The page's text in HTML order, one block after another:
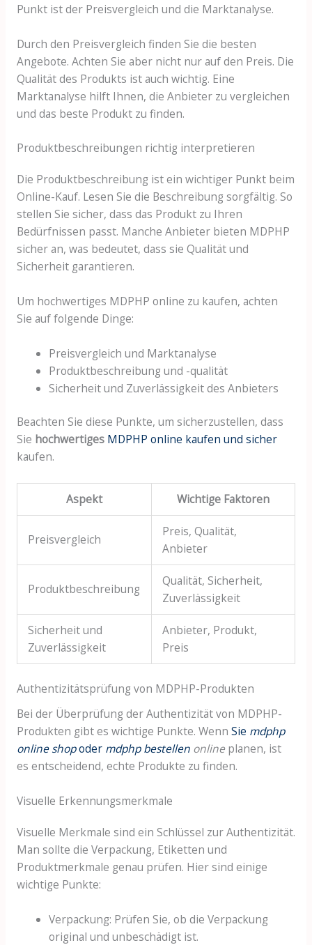
Punkt ist der Preisvergleich und die Marktanalyse.
Durch den Preisvergleich finden Sie die besten
Angebote. Achten Sie aber nicht nur auf den Preis. Die
Qualität des Produkts ist auch wichtig. Eine
Marktanalyse hilft Ihnen, die Anbieter zu vergleichen
und das beste Produkt zu finden.
Produktbeschreibungen richtig interpretieren
Die Produktbeschreibung ist ein wichtiger Punkt beim
Online-Kauf. Lesen Sie die Beschreibung sorgfältig. So
stellen Sie sicher, dass das Produkt zu Ihren
Bedürfnissen passt. Manche Anbieter bieten MDPHP
sicher an, was bedeutet, dass sie Qualität und
Sicherheit garantieren.
Um hochwertiges MDPHP online zu kaufen, achten
Sie auf folgende Dinge:
Preisvergleich und Marktanalyse
Produktbeschreibung und -qualität
Sicherheit und Zuverlässigkeit des Anbieters
Beachten Sie diese Punkte, um sicherzustellen, dass
Sie hochwertiges MDPHP online kaufen und sicher
kaufen.
Aspekt Wichtige Faktoren
Preisvergleich
Preis, Qualität,
Anbieter
Produktbeschreibung
Qualität, Sicherheit,
Zuverlässigkeit
Sicherheit und
Zuverlässigkeit
Anbieter, Produkt,
Preis
Authentizitätsprüfung von MDPHP-Produkten
Bei der Überprüfung der Authentizität von MDPHP-
Produkten gibt es wichtige Punkte. Wenn Sie mdphp
online shopoder mdphp bestellenonlineplanen, ist
es entscheidend, echte Produkte zu finden.
Visuelle Erkennungsmerkmale
Visuelle Merkmale sind ein Schlüssel zur Authentizität.
Man sollte die Verpackung, Etiketten und
Produktmerkmale genau prüfen. Hier sind einige
wichtige Punkte:
Verpackung: Prüfen Sie, ob die Verpackung
original und unbeschädigt ist.